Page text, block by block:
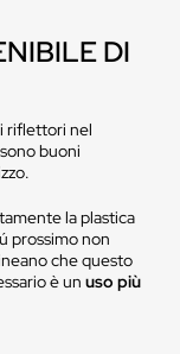
DI
riflettori nel
buoni
la plastica
prossimo non
che questo
è un uso più